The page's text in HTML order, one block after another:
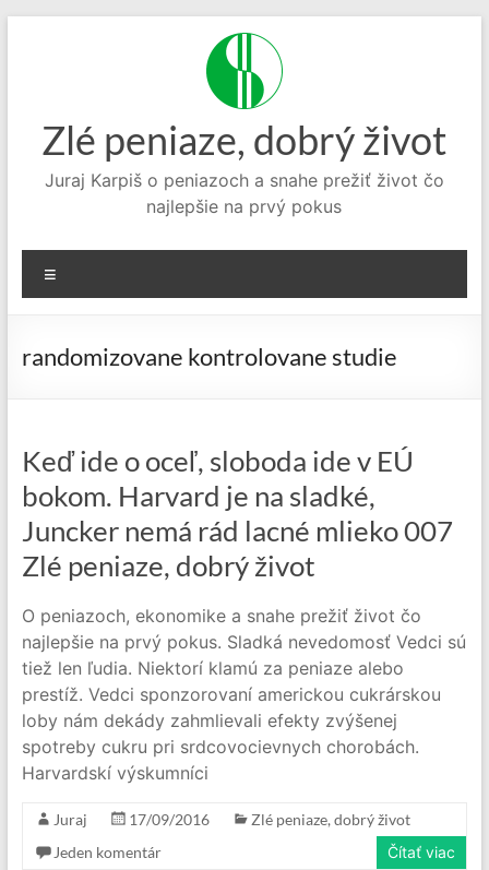
Zlé peniaze, dobrý život
Juraj Karpiš o peniazoch a snahe prežiť život čo
najlepšie na prvý pokus
randomizovane kontrolovane studie
Keď ide o oceľ, sloboda ide v EÚ
bokom. Harvard je na sladké,
Juncker nemá rád lacné mlieko 007
Zlé peniaze, dobrý život
O peniazoch, ekonomike a snahe prežiť život čo
najlepšie na prvý pokus. Sladká nevedomosť Vedci sú
tiež len ľudia. Niektorí klamú za peniaze alebo
prestíž. Vedci sponzorovaní americkou cukrárskou
loby nám dekády zahmlievali efekty zvýšenej
spotreby cukru pri srdcovocievnych chorobách.
Harvardskí výskumníci
Juraj 17/09/2016
Zlé peniaze, dobrý život
Jeden komentár
Čítať viac